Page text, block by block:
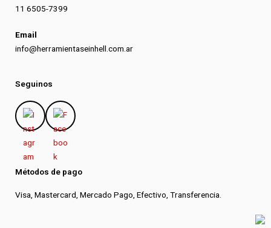
11 6505-7399
Email
info@herramientaseinhell.com.ar
Seguinos
Métodos de pago
Visa, Mastercard, Mercado Pago, Efectivo, Transferencia.